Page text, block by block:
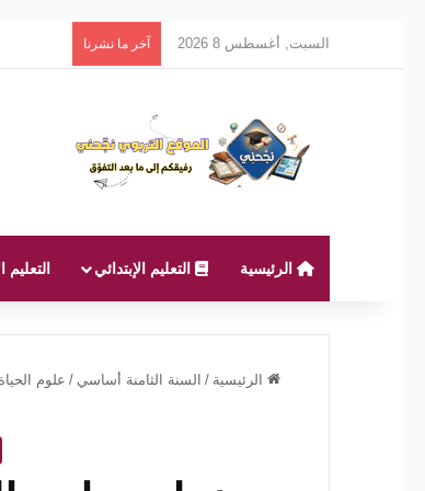
السبت, أغسطس 8 2026 آخر ما نشرنا
الرئيسية التعليم الإبتدائي
الرئيسية / السنة الثامنة أساسي / علوم الحياة